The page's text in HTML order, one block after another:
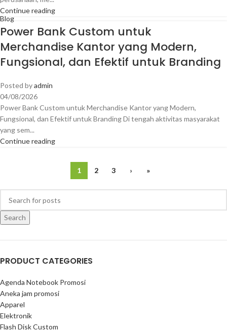
Continue reading
Blog
Power Bank Custom untuk
Merchandise Kantor yang Modern,
Fungsional, dan Efektif untuk Branding
Posted byadmin
04/08/2026
Power Bank Custom untuk Merchandise Kantor yang Modern,
Fungsional, dan Efektif untuk Branding Di tengah aktivitas masyarakat
yang sem...
Continue reading
1 2 3 › »
Search
PRODUCT CATEGORIES
Agenda Notebook Promosi
Aneka jam promosi
Apparel
Elektronik
Flash Disk Custom